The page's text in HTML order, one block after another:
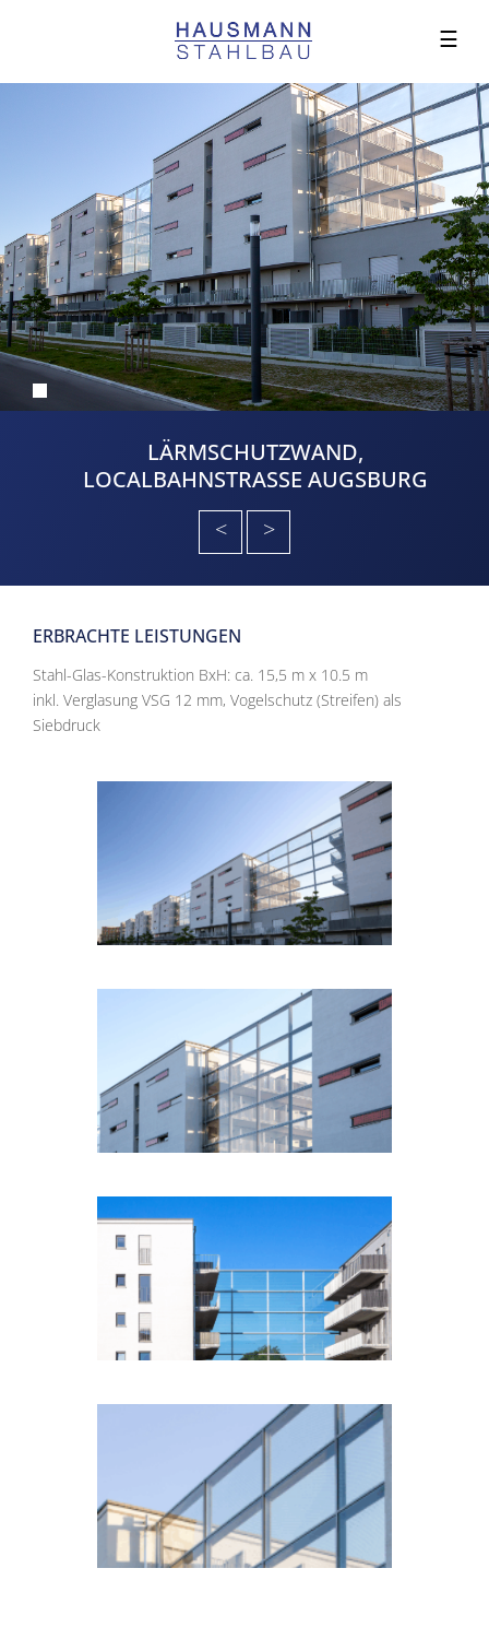
☰
LÄRMSCHUTZWAND,
LOCALBAHNSTRASSE AUGSBURG
<
>
ERBRACHTE LEISTUNGEN
Stahl-Glas-Konstruktion BxH: ca. 15,5 m x 10.5 m
inkl. Verglasung VSG 12 mm, Vogelschutz (Streifen) als
Siebdruck